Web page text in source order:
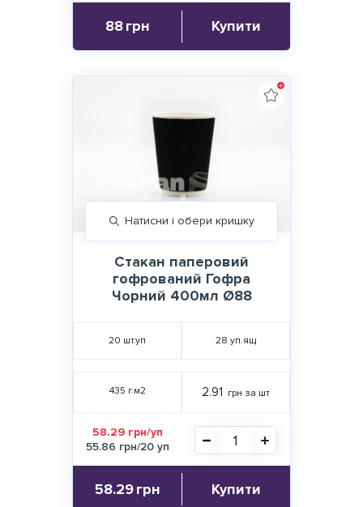
88 грн Купити
Натисни і обери кришку
Стакан паперовий
гофрований Гофра
Чорний 400мл Ø88
20 шт.уп 28 уп.ящ
435 г.м2 2.91 грн за шт
58.29 грн/уп
55.86 грн/20 уп
58.29 грн Купити